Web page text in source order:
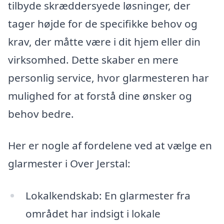
tilbyde skræddersyede løsninger, der
tager højde for de specifikke behov og
krav, der måtte være i dit hjem eller din
virksomhed. Dette skaber en mere
personlig service, hvor glarmesteren har
mulighed for at forstå dine ønsker og
behov bedre.
Her er nogle af fordelene ved at vælge en
glarmester i Over Jerstal:
Lokalkendskab: En glarmester fra
området har indsigt i lokale